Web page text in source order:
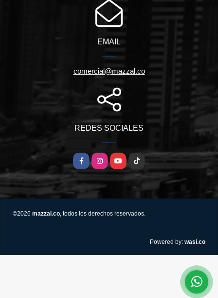
EMAIL
comercial@mazzal.co
REDES SOCIALES
FacebookInstagramYouTube
TikTok
©2026 mazzal.co, todos los derechos reservados.
Powered by: wasi.co